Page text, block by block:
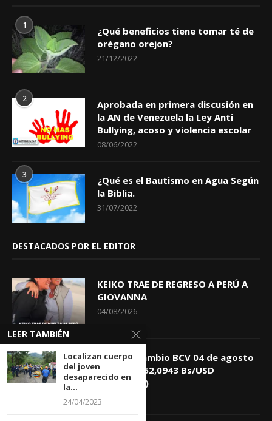
1
¿Qué beneficios tiene tomar té de
orégano orejon?
21/12/2022
2
Aprobada en primera discusión en
la AN de Venezuela la Ley Anti
Bullying, acoso y violencia escolar
08/06/2022
3
¿Qué es el Bautismo en Agua Según
la Biblia.
31/07/2022
DESTACADOS POR EL EDITOR
KEIKO TRAE DE REGRESO A PERÚ A
GIOVANNA
04/08/2026
Tasa de Cambio BCV 04 de agosto
de 2026: 752,0943 Bs/USD
(+0,4418%)
04/08/2026
LEER TAMBIÉN
Localizan cuerpo
del joven
desaparecido en
la...
24/04/2023